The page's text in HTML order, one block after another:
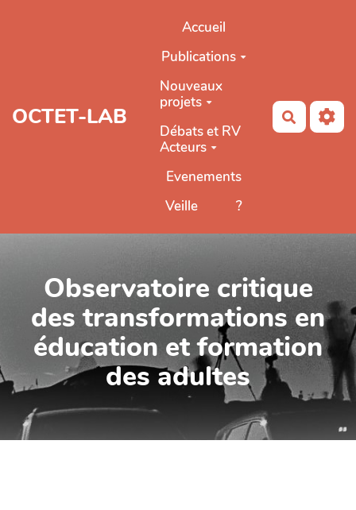
OCTET-LAB
Accueil
Publications
Nouveaux
projets
Débats et RV
Acteurs
Evenements
Veille
?
Observatoire critique
des transformations en
éducation et formation
des adultes